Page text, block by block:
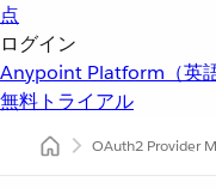
点
ログイン
Anypoint Platform（英
無料トライアル
OAuth2 Provider